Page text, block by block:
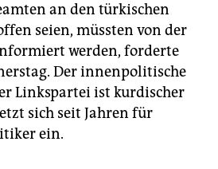
an den türkischen
seien, müssten von der
werden, forderte
Der innenpolitische
Linkspartei ist kurdischer
sich seit Jahren für
ein.